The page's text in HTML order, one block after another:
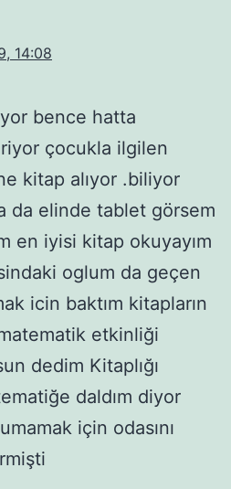
14:08
bence hatta
çocukla ilgilen
kitap alıyor .biliyor
da elinde tablet görsem
en iyisi kitap okuyayım
oglum da geçen
icin baktım kitapların
etkinliği
dedim Kitaplığı
daldım diyor
için odasını